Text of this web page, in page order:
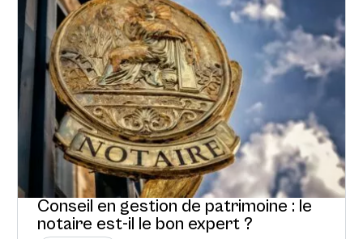
Conseil en gestion de patrimoine : le
notaire est-il le bon expert ?